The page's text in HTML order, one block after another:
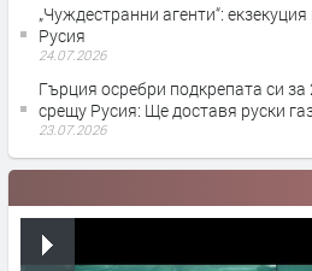
„Чуждестранни агенти“:
Русия
24.07.2026
Гърция осребри подкрепата си за
срещу Русия: Ще доставя руски
23.07.2026